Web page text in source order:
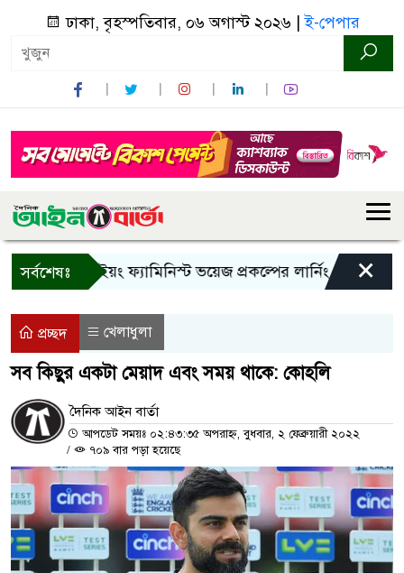
ঢাকা, বৃহস্পতিবার, ০৬ অগাস্ট ২০২৬ |ই-পেপার
সর্বশেষঃ
বান্দরবানে ইয়ং ফ্যামিনিস্ট ভয়েজ প্রকল্পের লার্নিং শেয়ারিং×
প্রচ্ছদ খেলাধুলা
সব কিছুর একটা মেয়াদ এবং সময় থাকে: কোহলি
দৈনিক আইন বার্তা
আপডেট সময়ঃ ০২:৪৩:৩৫ অপরাহ্ন, বুধবার, ২ ফেব্রুয়ারী ২০২২
/
৭০৯ বার পড়া হয়েছে